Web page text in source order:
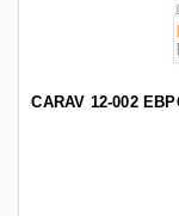
CARAV 12-002